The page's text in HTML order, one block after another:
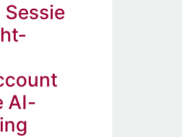
Sessie
AI-